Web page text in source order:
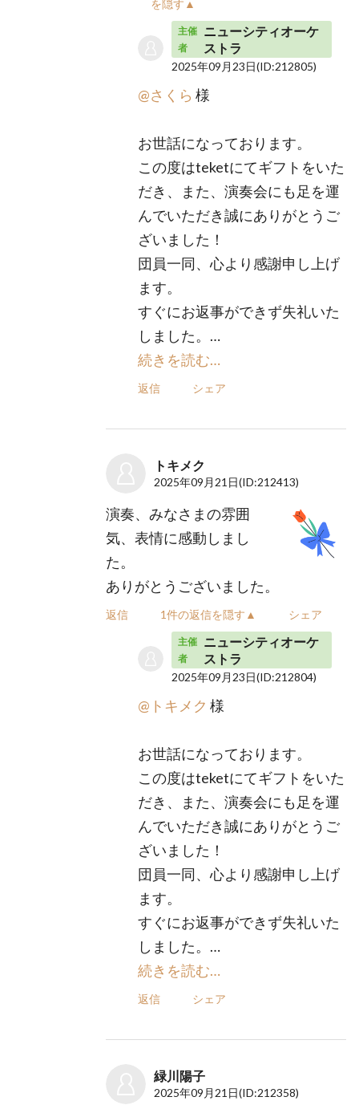
を隠す▲
主催
者
ニューシティオーケ
ストラ
2025年09月23日(ID:212805)
@さくら 様
お世話になっております。
この度はteketにてギフトをいた
だき、また、演奏会にも足を運
んでいただき誠にありがとうご
ざいました！
団員一同、心より感謝申し上げ
ます。
すぐにお返事ができず失礼いた
しました。…
続きを読む…
返信 シェア
トキメク
2025年09月21日(ID:212413)
演奏、みなさまの雰囲
気、表情に感動しまし
た。
ありがとうございました。
返信 1件の返信を隠す▲ シェア
主催
者
ニューシティオーケ
ストラ
2025年09月23日(ID:212804)
@トキメク 様
お世話になっております。
この度はteketにてギフトをいた
だき、また、演奏会にも足を運
んでいただき誠にありがとうご
ざいました！
団員一同、心より感謝申し上げ
ます。
すぐにお返事ができず失礼いた
しました。…
続きを読む…
返信 シェア
緑川陽子
2025年09月21日(ID:212358)